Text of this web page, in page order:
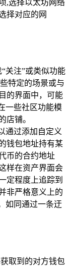
,选择以太坊网络
择对应的网
关注”或类似功能
特定的场景或与
的界面中，可能
一些社区功能模
店铺。
通过添加自定义
钱包地址持有某
币的合约地址
样在资产界面会
定程度上追踪到
非严格意义上的
如同通过一条迂
取到的对方钱包